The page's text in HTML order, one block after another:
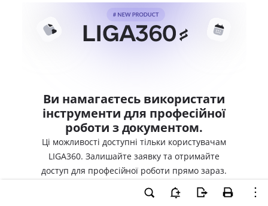
Ви намагаєтесь використати
інструменти для професійної
роботи з документом.
Ці можливості доступні тільки користувачам
LIGA360. Залишайте заявку та отримайте
доступ для професійної роботи прямо зараз.